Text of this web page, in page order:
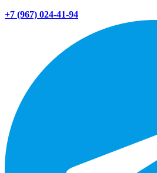
+7 (967) 024-41-94